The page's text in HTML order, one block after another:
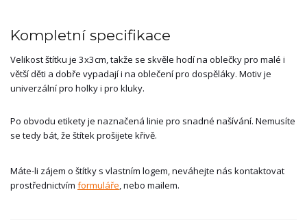
Kompletní specifikace
Velikost štítku je 3x3cm, takže se skvěle hodí na oblečky pro malé i
větší děti a dobře vypadají i na oblečení pro dospěláky. Motiv je
univerzální pro holky i pro kluky.
Po obvodu etikety je naznačená linie pro snadné našívání. Nemusíte
se tedy bát, že štítek prošijete křivě.
Máte-li zájem o štítky s vlastním logem, neváhejte nás kontaktovat
prostřednictvím formuláře, nebo mailem.